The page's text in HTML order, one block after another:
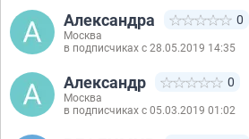
Александра 0
Москва
в подписчиках с 28.05.2019 14:35
Александр 0
Москва
в подписчиках с 05.03.2019 01:02